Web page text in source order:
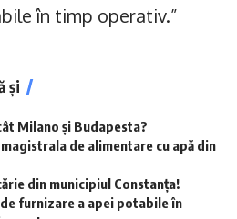
în timp operativ.”
și
Milano și Budapesta?
de alimentare cu apă din
din municipiul Constanța!
furnizare a apei potabile în